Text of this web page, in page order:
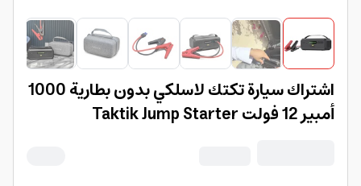
اشتراك سيارة تكتك لاسلكي بدون بطارية 1000
أمبير 12 فولت Taktik Jump Starter